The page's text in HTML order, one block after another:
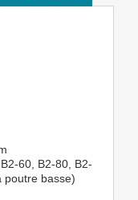
60, B2-80, B2-
poutre basse)